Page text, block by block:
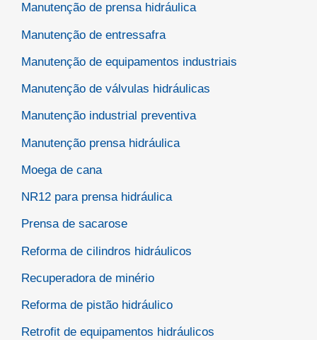
Manutenção de prensa hidráulica
Manutenção de entressafra
Manutenção de equipamentos industriais
Manutenção de válvulas hidráulicas
Manutenção industrial preventiva
Manutenção prensa hidráulica
Moega de cana
NR12 para prensa hidráulica
Prensa de sacarose
Reforma de cilindros hidráulicos
Recuperadora de minério
Reforma de pistão hidráulico
Retrofit de equipamentos hidráulicos